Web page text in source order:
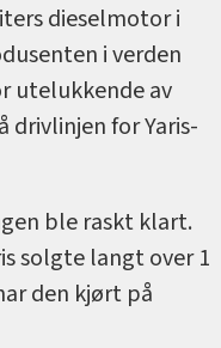
dieselmotor i
i verden
utelukkende av
drivlinjen for Yaris-
ble raskt klart.
solgte langt over 1
den kjørt på